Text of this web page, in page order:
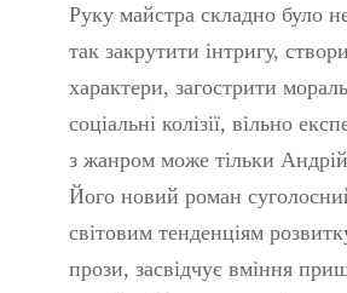
Руку майстра складно було
так закрутити інтригу,
характери, загострити
соціальні колізії, вільно
з жанром може тільки
Його новий роман
світовим тенденціям
прози, засвідчує вміння